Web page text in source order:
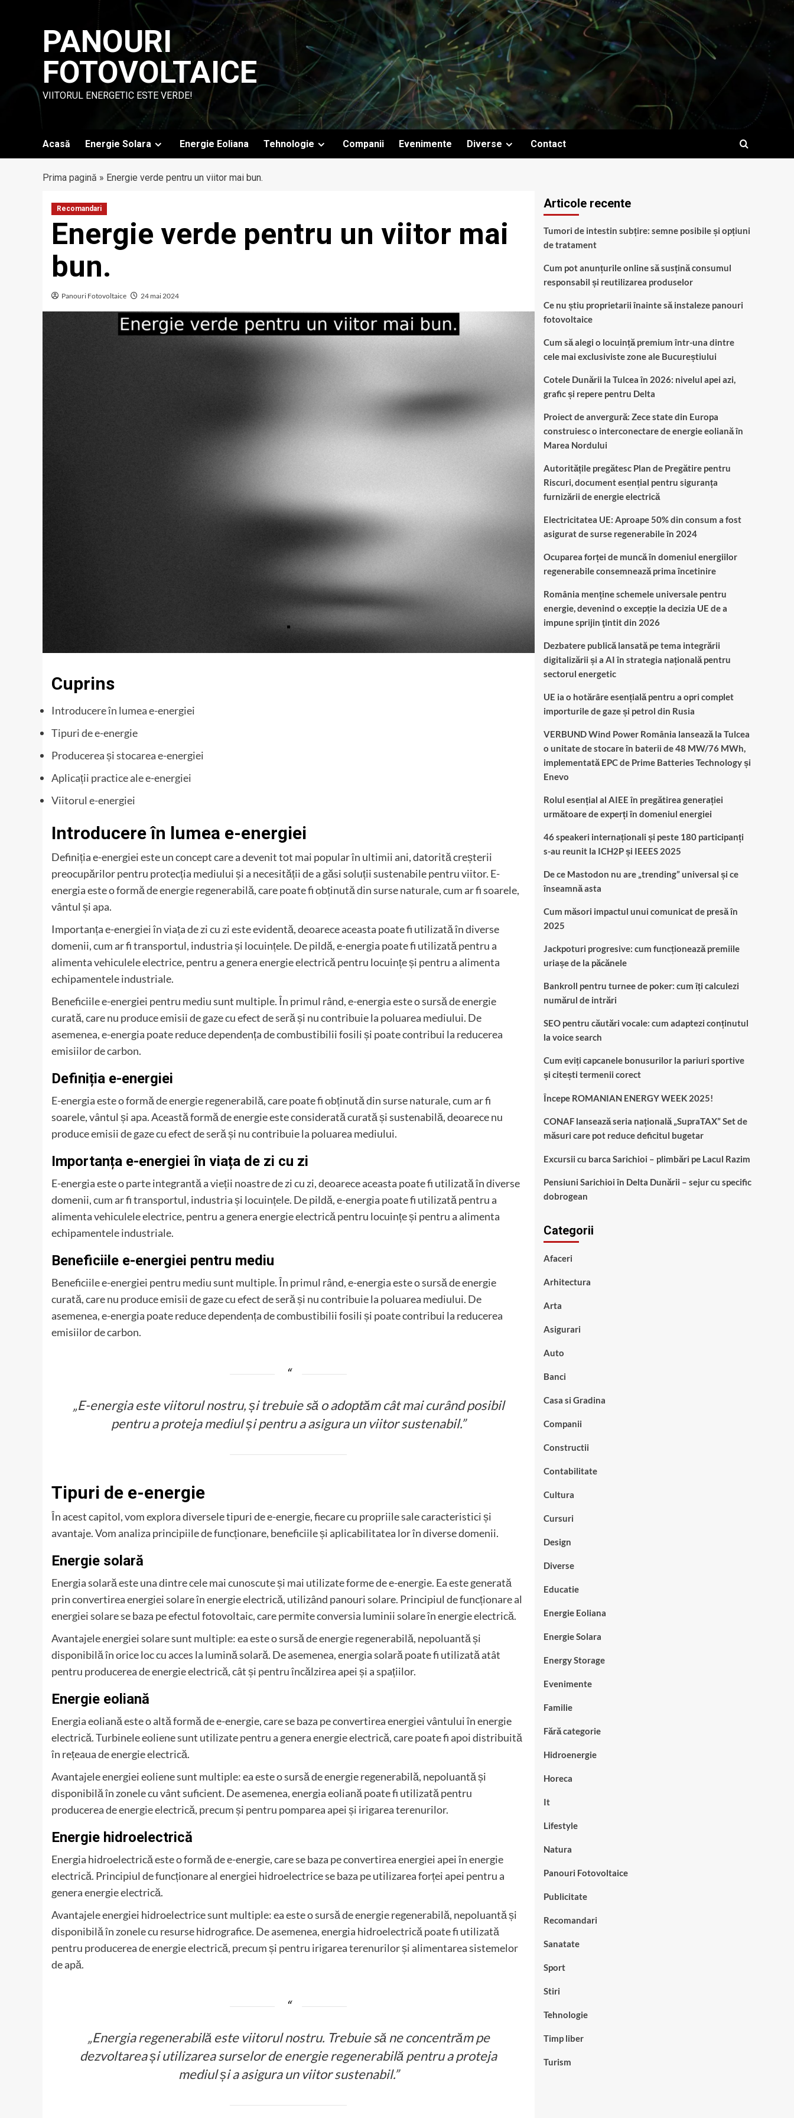
PANOURI
FOTOVOLTAICE
VIITORUL ENERGETIC ESTE VERDE!
Acasă Energie Solara Energie Eoliana Tehnologie Companii Evenimente Diverse Contact
Prima pagină » Energie verde pentru un viitor mai bun.
Recomandari
Energie verde pentru un viitor mai
bun.
Panouri Fotovoltaice 24 mai 2024
Cuprins
Introducere în lumea e-energiei
Tipuri de e-energie
Producerea și stocarea e-energiei
Aplicații practice ale e-energiei
Viitorul e-energiei
Introducere în lumea e-energiei
Definiția e-energiei este un concept care a devenit tot mai popular în ultimii ani, datorită creșterii
preocupărilor pentru protecția mediului și a necesității de a găsi soluții sustenabile pentru viitor. E-
energia este o formă de energie regenerabilă, care poate fi obținută din surse naturale, cum ar fi soarele,
vântul și apa.
Importanța e-energiei în viața de zi cu zi este evidentă, deoarece aceasta poate fi utilizată în diverse
domenii, cum ar fi transportul, industria și locuințele. De pildă, e-energia poate fi utilizată pentru a
alimenta vehiculele electrice, pentru a genera energie electrică pentru locuințe și pentru a alimenta
echipamentele industriale.
Beneficiile e-energiei pentru mediu sunt multiple. În primul rând, e-energia este o sursă de energie
curată, care nu produce emisii de gaze cu efect de seră și nu contribuie la poluarea mediului. De
asemenea, e-energia poate reduce dependența de combustibilii fosili și poate contribui la reducerea
emisiilor de carbon.
Definiția e-energiei
E-energia este o formă de energie regenerabilă, care poate fi obținută din surse naturale, cum ar fi
soarele, vântul și apa. Această formă de energie este considerată curată și sustenabilă, deoarece nu
produce emisii de gaze cu efect de seră și nu contribuie la poluarea mediului.
Importanța e-energiei în viața de zi cu zi
E-energia este o parte integrantă a vieții noastre de zi cu zi, deoarece aceasta poate fi utilizată în diverse
domenii, cum ar fi transportul, industria și locuințele. De pildă, e-energia poate fi utilizată pentru a
alimenta vehiculele electrice, pentru a genera energie electrică pentru locuințe și pentru a alimenta
echipamentele industriale.
Beneficiile e-energiei pentru mediu
Beneficiile e-energiei pentru mediu sunt multiple. În primul rând, e-energia este o sursă de energie
curată, care nu produce emisii de gaze cu efect de seră și nu contribuie la poluarea mediului. De
asemenea, e-energia poate reduce dependența de combustibilii fosili și poate contribui la reducerea
emisiilor de carbon.
„E-energia este viitorul nostru, și trebuie să o adoptăm cât mai curând posibil
pentru a proteja mediul și pentru a asigura un viitor sustenabil.”
Tipuri de e-energie
În acest capitol, vom explora diversele tipuri de e-energie, fiecare cu propriile sale caracteristici și
avantaje. Vom analiza principiile de funcționare, beneficiile și aplicabilitatea lor în diverse domenii.
Energie solară
Energia solară este una dintre cele mai cunoscute și mai utilizate forme de e-energie. Ea este generată
prin convertirea energiei solare în energie electrică, utilizând panouri solare. Principiul de funcționare al
energiei solare se baza pe efectul fotovoltaic, care permite conversia luminii solare în energie electrică.
Avantajele energiei solare sunt multiple: ea este o sursă de energie regenerabilă, nepoluantă și
disponibilă în orice loc cu acces la lumină solară. De asemenea, energia solară poate fi utilizată atât
pentru producerea de energie electrică, cât și pentru încălzirea apei și a spațiilor.
Energie eoliană
Energia eoliană este o altă formă de e-energie, care se baza pe convertirea energiei vântului în energie
electrică. Turbinele eoliene sunt utilizate pentru a genera energie electrică, care poate fi apoi distribuită
în rețeaua de energie electrică.
Avantajele energiei eoliene sunt multiple: ea este o sursă de energie regenerabilă, nepoluantă și
disponibilă în zonele cu vânt suficient. De asemenea, energia eoliană poate fi utilizată pentru
producerea de energie electrică, precum și pentru pomparea apei și irigarea terenurilor.
Energie hidroelectrică
Energia hidroelectrică este o formă de e-energie, care se baza pe convertirea energiei apei în energie
electrică. Principiul de funcționare al energiei hidroelectrice se baza pe utilizarea forței apei pentru a
genera energie electrică.
Avantajele energiei hidroelectrice sunt multiple: ea este o sursă de energie regenerabilă, nepoluantă și
disponibilă în zonele cu resurse hidrografice. De asemenea, energia hidroelectrică poate fi utilizată
pentru producerea de energie electrică, precum și pentru irigarea terenurilor și alimentarea sistemelor
de apă.
„Energia regenerabilă este viitorul nostru. Trebuie să ne concentrăm pe
dezvoltarea și utilizarea surselor de energie regenerabilă pentru a proteja
mediul și a asigura un viitor sustenabil.”
Articole recente
Tumori de intestin subțire: semne posibile și opțiuni
de tratament
Cum pot anunțurile online să susțină consumul
responsabil și reutilizarea produselor
Ce nu știu proprietarii înainte să instaleze panouri
fotovoltaice
Cum să alegi o locuință premium într-una dintre
cele mai exclusiviste zone ale Bucureștiului
Cotele Dunării la Tulcea în 2026: nivelul apei azi,
grafic și repere pentru Delta
Proiect de anvergură: Zece state din Europa
construiesc o interconectare de energie eoliană în
Marea Nordului
Autoritățile pregătesc Plan de Pregătire pentru
Riscuri, document esențial pentru siguranța
furnizării de energie electrică
Electricitatea UE: Aproape 50% din consum a fost
asigurat de surse regenerabile în 2024
Ocuparea forței de muncă în domeniul energiilor
regenerabile consemnează prima încetinire
România menține schemele universale pentru
energie, devenind o excepție la decizia UE de a
impune sprijin ţintit din 2026
Dezbatere publică lansată pe tema integrării
digitalizării și a AI în strategia națională pentru
sectorul energetic
UE ia o hotărâre esențială pentru a opri complet
importurile de gaze și petrol din Rusia
VERBUND Wind Power România lansează la Tulcea
o unitate de stocare în baterii de 48 MW/76 MWh,
implementată EPC de Prime Batteries Technology și
Enevo
Rolul esențial al AIEE în pregătirea generației
următoare de experți în domeniul energiei
46 speakeri internaționali și peste 180 participanți
s-au reunit la ICH2P și IEEES 2025
De ce Mastodon nu are „trending” universal și ce
înseamnă asta
Cum măsori impactul unui comunicat de presă în
2025
Jackpoturi progresive: cum funcționează premiile
uriașe de la păcănele
Bankroll pentru turnee de poker: cum îți calculezi
numărul de intrări
SEO pentru căutări vocale: cum adaptezi conținutul
la voice search
Cum eviți capcanele bonusurilor la pariuri sportive
și citești termenii corect
Începe ROMANIAN ENERGY WEEK 2025!
CONAF lansează seria națională „SupraTAX” Set de
măsuri care pot reduce deficitul bugetar
Excursii cu barca Sarichioi – plimbări pe Lacul Razim
Pensiuni Sarichioi în Delta Dunării – sejur cu specific
dobrogean
Categorii
Afaceri
Arhitectura
Arta
Asigurari
Auto
Banci
Casa si Gradina
Companii
Constructii
Contabilitate
Cultura
Cursuri
Design
Diverse
Educatie
Energie Eoliana
Energie Solara
Energy Storage
Evenimente
Familie
Fără categorie
Hidroenergie
Horeca
It
Lifestyle
Natura
Panouri Fotovoltaice
Publicitate
Recomandari
Sanatate
Sport
Stiri
Tehnologie
Timp liber
Turism